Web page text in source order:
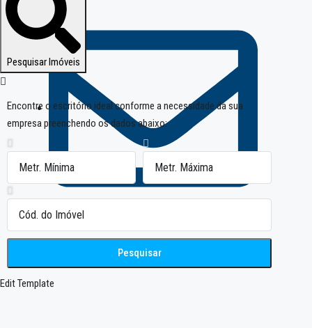
Contato
Pesquisar Imóveis
Encontre o escritório ideal conforme a necessidade da sua
empresa preenchendo os dados abaixo:
Pesquisar
Edit Template